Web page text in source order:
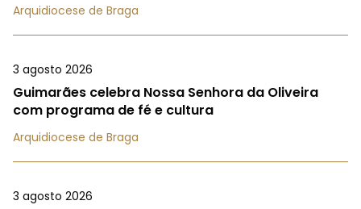
Arquidiocese de Braga
3 agosto 2026
Guimarães celebra Nossa Senhora da Oliveira
com programa de fé e cultura
Arquidiocese de Braga
3 agosto 2026